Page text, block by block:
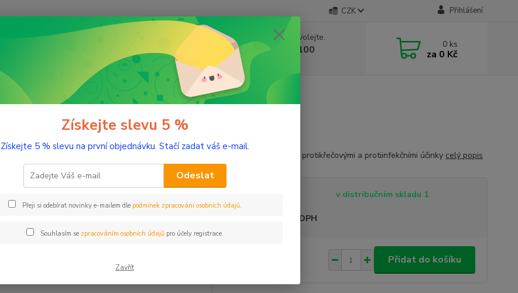
CZK Přihlášení
Nevíte si rady? Zavolejte.
+420 603 332 100
(Po-Pá, 10-17 hod.)
0 ks
za 0 Kč
Testery éterických olejů Bio Tymián, linalol 2 ml tester sklo
linalol 2 ml tester sklo
Celkově posilující s protikřečovými a protiinfekčními účinky celý popis
v distribučním skladu 1
Nejsme plátci DPH
Přidat do košíku
Získejte slevu 5 %
Získejte 5 % slevu na první objednávku. Stačí zadat váš e-mail.
Odeslat
Přeji si odebírat novinky e-mailem dle podmínek zpracování osobních údajů.
Souhlasím se zpracováním osobních údajůpro účely registrace.
Zavřít